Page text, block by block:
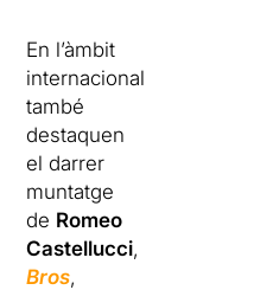
En l’àmbit
internacional
també
destaquen
el darrer
muntatge
de Romeo
Castellucci,
Bros,